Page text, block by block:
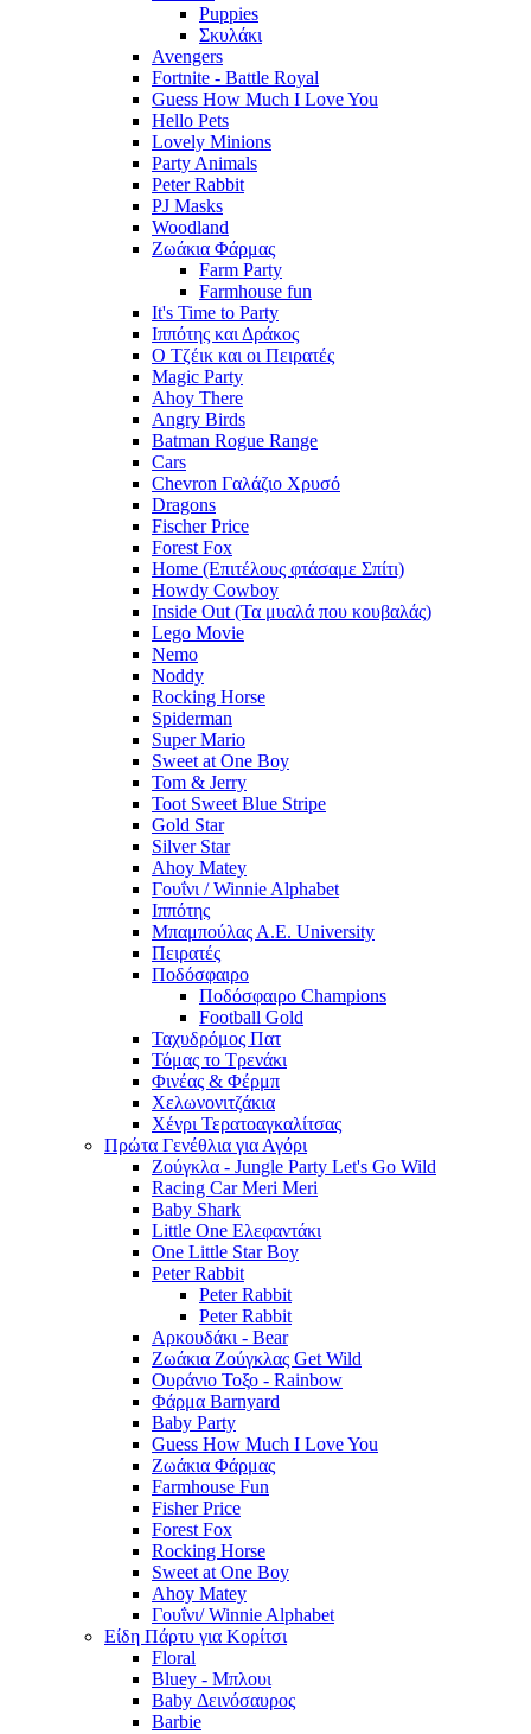
Puppies
Σκυλάκι
Avengers
Fortnite - Battle Royal
Guess How Much I Love You
Hello Pets
Lovely Minions
Party Animals
Peter Rabbit
PJ Masks
Woodland
Ζωάκια Φάρμας
Farm Party
Farmhouse fun
It's Time to Party
Ιππότης και Δράκος
Ο Τζέικ και οι Πειρατές
Magic Party
Ahoy There
Angry Birds
Batman Rogue Range
Cars
Chevron Γαλάζιο Χρυσό
Dragons
Fischer Price
Forest Fox
Home (Επιτέλους φτάσαμε Σπίτι)
Howdy Cowboy
Inside Out (Τα μυαλά που κουβαλάς)
Lego Movie
Nemo
Noddy
Rocking Horse
Spiderman
Super Mario
Sweet at One Boy
Tom & Jerry
Toot Sweet Blue Stripe
Gold Star
Silver Star
Ahoy Matey
Γουΐνι / Winnie Alphabet
Ιππότης
Μπαμπούλας Α.Ε. University
Πειρατές
Ποδόσφαιρο
Ποδόσφαιρο Champions
Football Gold
Ταχυδρόμος Πατ
Τόμας το Τρενάκι
Φινέας & Φέρμπ
Χελωνονιτζάκια
Χένρι Τερατοαγκαλίτσας
Πρώτα Γενέθλια για Αγόρι
Ζούγκλα - Jungle Party Let's Go Wild
Racing Car Meri Meri
Baby Shark
Little One Ελεφαντάκι
One Little Star Boy
Peter Rabbit
Peter Rabbit
Peter Rabbit
Αρκουδάκι - Bear
Ζωάκια Ζούγκλας Get Wild
Ουράνιο Τοξο - Rainbow
Φάρμα Barnyard
Baby Party
Guess How Much I Love You
Ζωάκια Φάρμας
Farmhouse Fun
Fisher Price
Forest Fox
Rocking Horse
Sweet at One Boy
Ahoy Matey
Γουΐνι/ Winnie Alphabet
Είδη Πάρτυ για Κορίτσι
Floral
Bluey - Μπλουι
Baby Δεινόσαυρος
Barbie